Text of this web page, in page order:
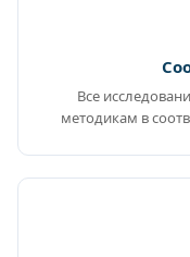
Все
методикам в